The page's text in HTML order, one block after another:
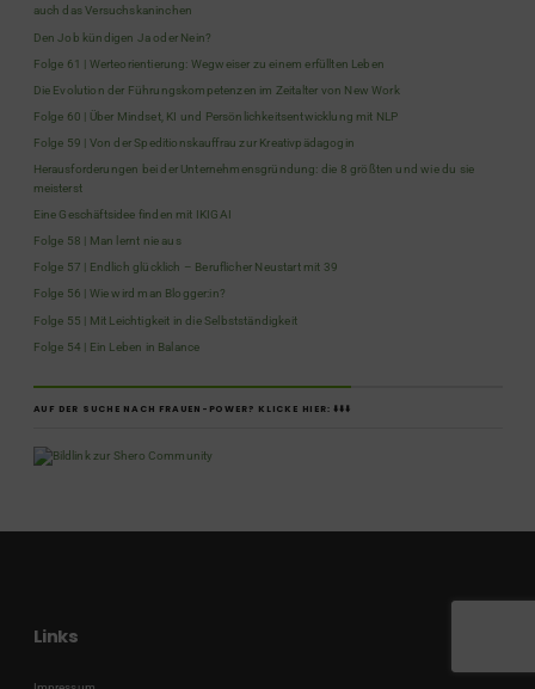
auch das Versuchskaninchen
Den Job kündigen Ja oder Nein?
Folge 61 | Werteorientierung: Wegweiser zu einem erfüllten Leben
Die Evolution der Führungskompetenzen im Zeitalter von New Work
Folge 60 | Über Mindset, KI und Persönlichkeitsentwicklung mit NLP
Folge 59 | Von der Speditionskauffrau zur Kreativpädagogin
Herausforderungen bei der Unternehmensgründung: die 8 größten und wie du sie
meisterst
Eine Geschäftsidee finden mit IKIGAI
Folge 58 | Man lernt nie aus
Folge 57 | Endlich glücklich – Beruflicher Neustart mit 39
Folge 56 | Wie wird man Blogger:in?
Folge 55 | Mit Leichtigkeit in die Selbstständigkeit
Folge 54 | Ein Leben in Balance
AUF DER SUCHE NACH FRAUEN-POWER? KLICKE HIER: ⬇️⬇️⬇️
Links